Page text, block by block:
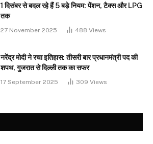
1 दिसंबर से बदल रहे हैं 5 बड़े नियम: पेंशन, टैक्स और LPG
तक
27 November 2025 488 Views
नरेंद्र मोदी ने रचा इतिहास: तीसरी बार प्रधानमंत्री पद की
शपथ, गुजरात से दिल्ली तक का सफर
17 September 2025 309 Views